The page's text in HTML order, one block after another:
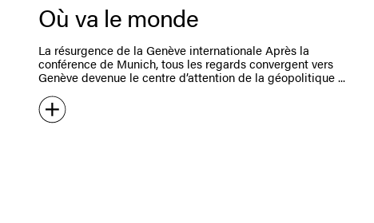
Où va le monde
La résurgence de la Genève internationale Après la
conférence de Munich, tous les regards convergent vers
Genève devenue le centre d’attention de la géopolitique